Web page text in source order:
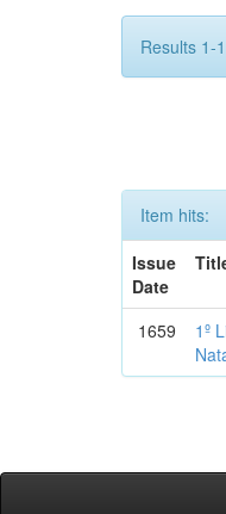
Results 1-
Item hits:
Issue
Date
1659
1º